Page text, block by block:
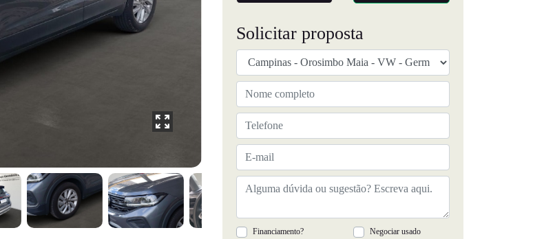
Solicitar proposta
Financiamento? Negociar usado